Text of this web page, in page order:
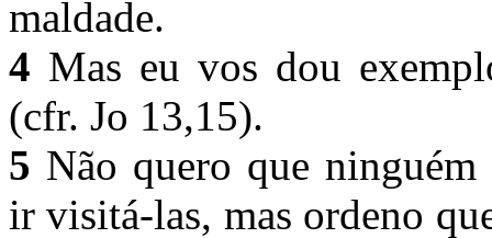
maldade.
4 Mas eu vos dou
(cfr. Jo 13,15).
5 Não quero que ninguém
ir visitá-las, mas ordeno